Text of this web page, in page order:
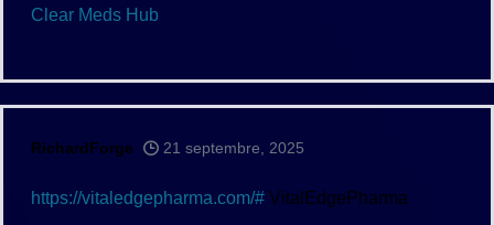
Clear Meds Hub
RichardForge 21 septembre, 2025
https://vitaledgepharma.com/# VitalEdgePharma